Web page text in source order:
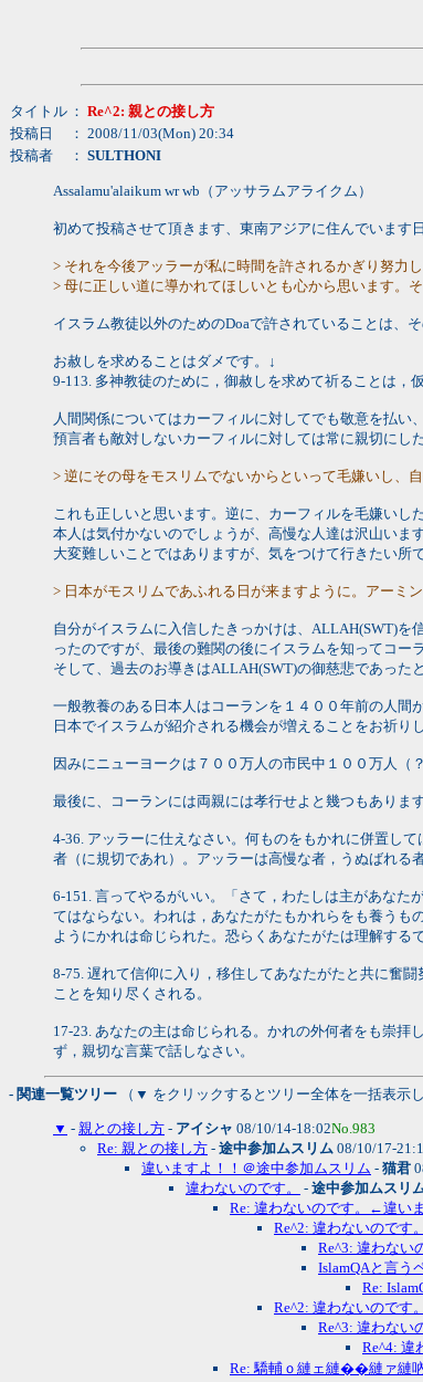
タイトル ： Re^2: 親との接し方
投稿日
： 2008/11/03(Mon) 20:34
投稿者
： SULTHONI
Assalamu'alaikum wr wb（アッサラムアライクム）
初めて投稿させて頂きます、東南アジアに住んでいます
> それを今後アッラーが私に時間を許されるかぎり努力
> 母に正しい道に導かれてほしいとも心から思います。
イスラム教徒以外のためのDoaで許されていることは、
お赦しを求めることはダメです。↓
9-113. 多神教徒のために，御赦しを求めて祈ることは，
人間関係についてはカーフィルに対してでも敬意を払い
預言者も敵対しないカーフィルに対しては常に親切にし
> 逆にその母をモスリムでないからといって毛嫌いし、
これも正しいと思います。逆に、カーフィルを毛嫌いし
本人は気付かないのでしょうが、高慢な人達は沢山いま
大変難しいことではありますが、気をつけて行きたい所で
> 日本がモスリムであふれる日が来ますように。アーミン
自分がイスラムに入信したきっかけは、ALLAH(SWT)
ったのですが、最後の難関の後にイスラムを知ってコー
そして、過去のお導きはALLAH(SWT)の御慈悲であった
一般教養のある日本人はコーランを１４００年前の人間
日本でイスラムが紹介される機会が増えることをお祈りし
因みにニューヨークは７００万人の市民中１００万人（
最後に、コーランには両親には孝行せよと幾つもあります
4-36. アッラーに仕えなさい。何ものをもかれに併置し
者（に規切であれ）。アッラーは高慢な者，うぬばれる
6-151. 言ってやるがいい。「さて，わたしは主があな
てはならない。われは，あなたがたもかれらをも養う
ようにかれは命じられた。恐らくあなたがたは理解する
8-75. 遅れて信仰に入り，移住してあなたがたと共に奮
ことを知り尽くされる。
17-23. あなたの主は命じられる。かれの外何者をも崇
ず，親切な言葉で話しなさい。
- 関連一覧ツリー （▼ をクリックするとツリー全体を一括表示し
▼ - 親との接し方 - アイシャ 08/10/14-18:02No.983
Re: 親との接し方 - 途中参加ムスリム 08/10/17-
違いますよ！！＠途中参加ムスリム - 猫君
違わないのです。
- 途中参加ムスリ
Re: 違わないのです。←違いま
Re^2: 違わないのです
Re^3: 違わない
IslamQAと言う
Re:
Re^2: 違わないので
Re^3: 違わな
Re^4: 違
Re: 驕輔ｏ縺ェ縺��縺ァ縺